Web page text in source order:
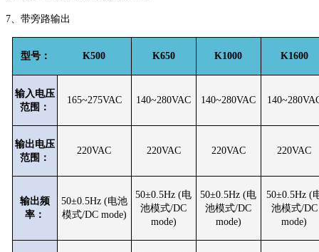
7、带旁路输出
型号： K500 K650 K1000 K1600
输入电压
范围：
165~275VAC 140~280VAC 140~280VAC
输出电压
范围：
220VAC 220VAC 220VAC 220VAC
输出频
率：
50±0.5Hz (电池
模式/DC mode)
50±0.5Hz (电
池模式/DC
mode)
50±0.5Hz (电
池模式/DC
mode)
50±0.5Hz (
池模式/DC
mode)